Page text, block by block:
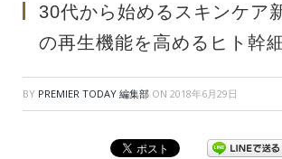
30代から始めるスキンケア
の再生機能を高めるヒト幹
BY PREMIER TODAY 編集部 ON 2018年6月29日